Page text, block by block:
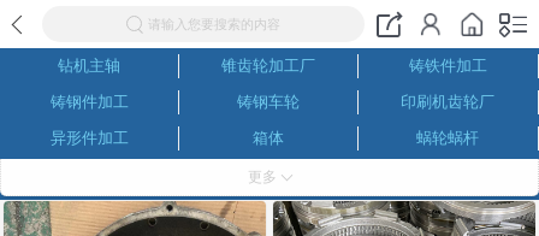
请输入您要搜索的内容
钻机主轴 锥齿轮加工厂
铸铁件加工
铸钢件加工
铸钢车轮
印刷机齿轮厂
异形件加工
箱体
蜗轮蜗杆
数控车床加工
伞齿轮生产厂家
内齿圈
磨齿加工
更多